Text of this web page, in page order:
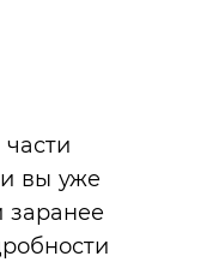
вы уже
заранее